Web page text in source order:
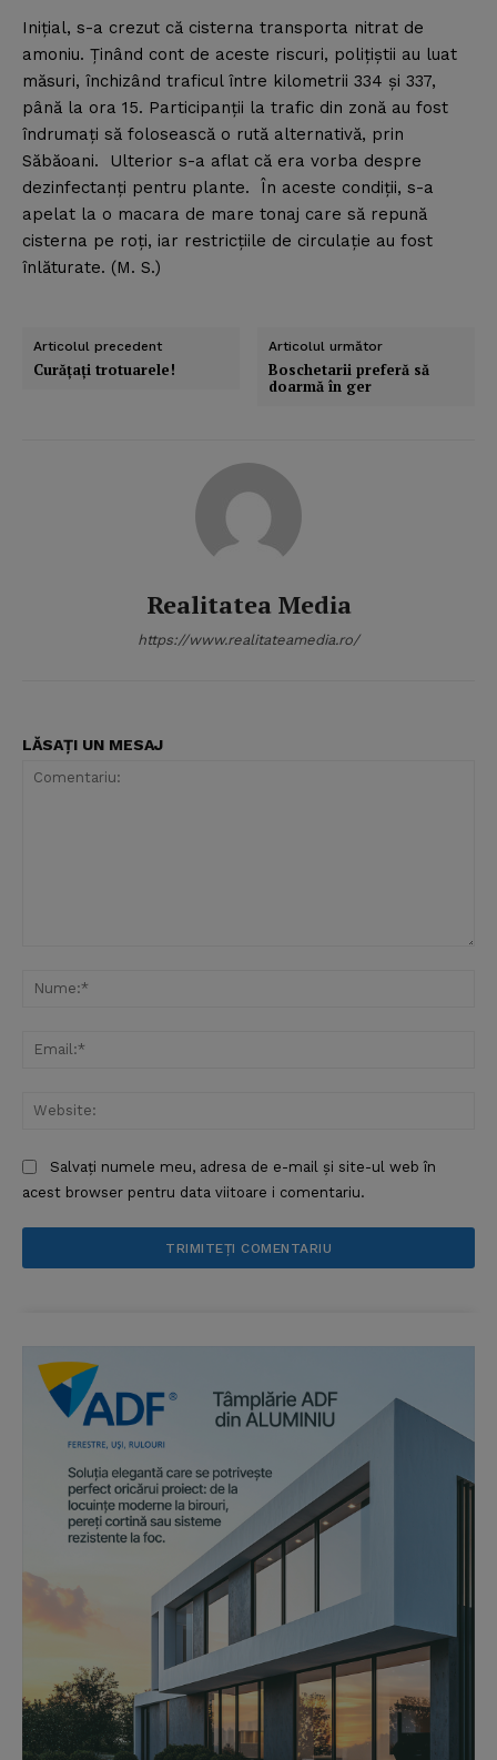
Iniţial, s-a crezut că cisterna transporta nitrat de
amoniu. Ţinând cont de aceste riscuri, poliţiştii au luat
măsuri, închizând traficul între kilometrii 334 şi 337,
până la ora 15. Participanţii la trafic din zonă au fost
îndrumaţi să folosească o rută alternativă, prin
Săbăoani. Ulterior s-a aflat că era vorba despre
dezinfectanţi pentru plante. În aceste condiţii, s-a
apelat la o macara de mare tonaj care să repună
cisterna pe roţi, iar restricţiile de circulaţie au fost
înlăturate. (M. S.)
Articolul precedent
Curăţaţi trotuarele!
Articolul următor
Boschetarii preferă să
doarmă în ger
Realitatea Media
https://www.realitateamedia.ro/
LĂSAȚI UN MESAJ
Salvați numele meu, adresa de e-mail și site-ul web în
acest browser pentru data viitoare i comentariu.